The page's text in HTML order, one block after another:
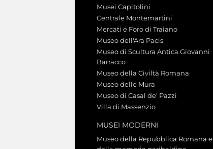
Musei Capitolini
Centrale Montemartini
Mercati e Foro di Traiano
Museo dell'Ara Pacis
Museo di Scultura Antica Giovanni
Barracco
Museo della Civiltà Romana
Museo delle Mura
Museo di Casal de' Pazzi
Villa di Massenzio
MUSEI MODERNI
Museo della Repubblica Romana e